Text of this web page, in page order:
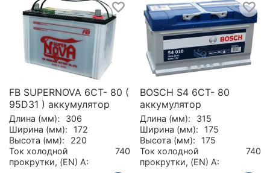
FB SUPERNOVA 6CT- 80 (
95D31 ) аккумулятор
Длина (мм):
306
Ширина (мм):
172
Высота (мм):
220
Ток холодной
прокрутки, (EN) А:
740
BOSCH S4 6CT- 80
аккумулятор
Длина (мм):
315
Ширина (мм):
175
Высота (мм):
175
Ток холодной
прокрутки, (EN) А:
740